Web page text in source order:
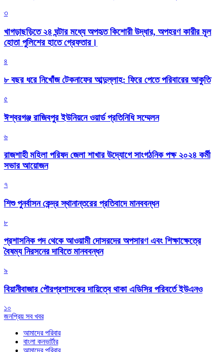
৩
খাগড়াছড়িতে ২৪ ঘন্টার মধ্যে অপহৃত কিশোরী উদ্ধার, অপহরণ কারীর মূল
হোতা পুলিশের হাতে গ্রেফতার।
৪
৮ বছর ধরে নিখোঁজ টেকনাফের আব্দুল্লাহ: ফিরে পেতে পরিবারের আকুতি
৫
ঈশ্বরগঞ্জ রাজিবপুর ইউনিয়নে ওয়ার্ড প্রতিনিধি সম্মেলন
৬
রাজশাহী মহিলা পরিষদ জেলা শাখার উদ্যোগে সাংগঠনিক পক্ষ ২০২৪ কর্মী
সভার আয়োজন
৭
শিশু পুনর্বাসন কেন্দ্র স্থানান্তরের প্রতিবাদে মানববন্ধন
৮
প্রশাসনিক পদ থেকে আওয়ামী দোসরদের অপসারণ এবং শিক্ষাক্ষেত্রে
বৈষম্য নিরসনের দাবিতে মানববন্ধন
৯
বিয়ানীবাজার পৌরপ্রশাসকের দায়িত্বে থাকা এডিসির পরিবর্তে ইউএনও
১০
জনপ্রিয় সব খবর
আমাদের পরিবার
বাংলা কনভার্টার